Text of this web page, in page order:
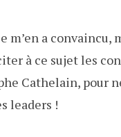
a convaincu,
à ce sujet les
Cathelain, pour
leaders !